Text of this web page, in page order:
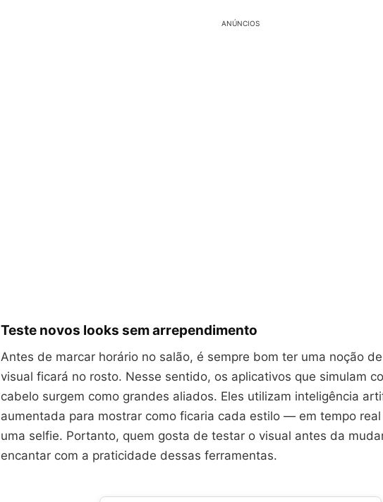
ANÚNCIOS
Teste novos looks sem arrependimento
Antes de marcar horário no salão, é sempre bom ter uma noção
visual ficará no rosto. Nesse sentido, os aplicativos que simulam
cabelo surgem como grandes aliados. Eles utilizam inteligência
aumentada para mostrar como ficaria cada estilo — em tempo
uma selfie. Portanto, quem gosta de testar o visual antes da
encantar com a praticidade dessas ferramentas.